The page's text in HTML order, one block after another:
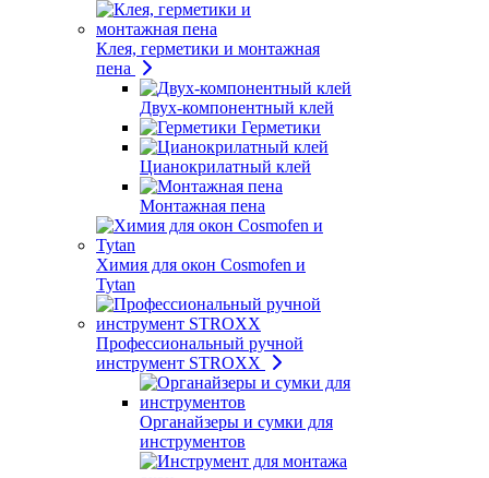
Клея, герметики и монтажная
пена
Двух-компонентный клей
Герметики
Цианокрилатный клей
Монтажная пена
Химия для окон Cosmofen и
Tytan
Профессиональный ручной
инструмент STROXX
Органайзеры и сумки для
инструментов